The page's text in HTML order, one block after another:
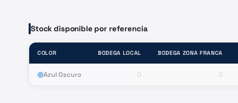
Stock disponible por referencia
COLOR BODEGA LOCAL BODEGA ZONA FRANCA
Azul Oscuro 0 0